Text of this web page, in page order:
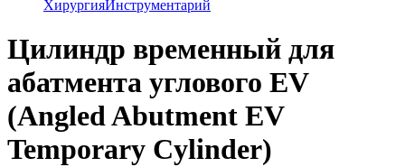
ХирургияИнструментарий
Цилиндр временный для
абатмента углового EV
(Angled Abutment EV
Temporary Cylinder)